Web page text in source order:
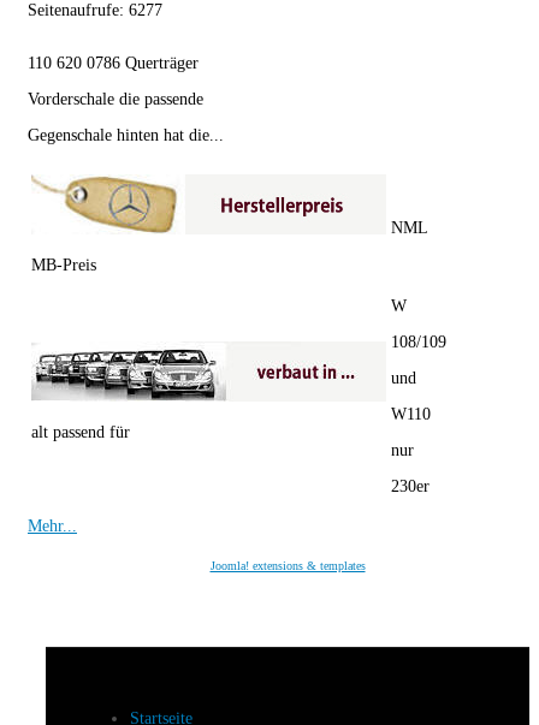
Seitenaufrufe: 6277
110 620 0786 Querträger
Vorderschale die passende
Gegenschale hinten hat die...
MB-Preis
NML
alt passend für
W
108/109
und
W110
nur
230er
Mehr...
Joomla! extensions & templates
Startseite